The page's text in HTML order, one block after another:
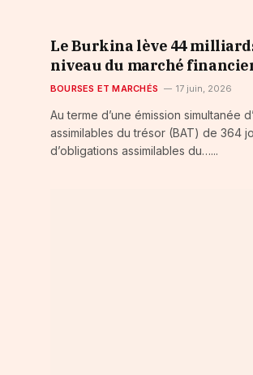
Le Burkina lève 44
niveau du marché financier
BOURSES ET MARCHÉS 17 juin, 2026
Au terme d’une émission simultanée
assimilables du trésor (BAT) de 364
d’obligations assimilables du…...